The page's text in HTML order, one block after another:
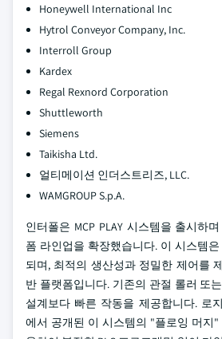
Honeywell International Inc
Hytrol Conveyor Company, Inc.
Interroll Group
Kardex
Regal Rexnord Corporation
Shuttleworth
Siemens
Taikisha Ltd.
얼티메이션 인더스트리즈, LLC.
WAMGROUP S.p.A.
인터폴은 MCP PLAY 시스템을 출시하
폼 라인업을 확장했습니다. 이 시스템
되며, 최적의 생산성과 정밀한 제어를
반 플랫폼입니다. 기존의 관절 롤러 또
설계보다 빠른 작동을 제공합니다. 로
에서 공개된 이 시스템의 "플로잉 머지